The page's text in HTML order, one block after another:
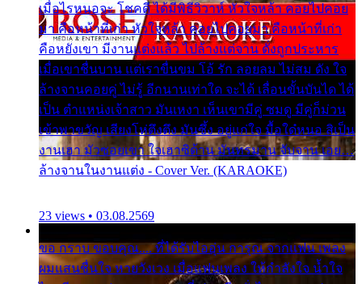
เมื่อไรหนอจะ โชคดี ได้มีพิธีวิวาห์ หัวใจหล้า คอยไปคอย
มา คือหน้าที่เก่า หัวใจหล้า คอยไปคอยมา คือหน้าที่เก่า
คือหยังเขา มีงานแต่งแล้ว ไปล้างแต่จาน ดั่งถูกประหาร
เมื่อเขาชื่นบาน แต่เราขื่นขม โอ้ รัก ลอยลม ไม่สม ดัง ใจ
ล้างจานคอยคู่ ไม่รู้ อีกนานเท่าใด จะได้ เลื่อนขั้นบันได ได้
เป็น ตำแหน่งเจ้าสาว มันเหงา เห็นเขามีคู่ ซมดู มีคู่ก็ม่วน
เข้าพาขวัญ เสียงโห่ตึงตึง มันซึ้ง อยู่แก่ใจ มื้อใด๋หนอ สิเป็น
งานเฮา มัวซอยเขา ใจเฮาซิด้าน มันทรมาน จับจาน เอย…
ล้างจานในงานแต่ง - Cover Ver. (KARAOKE)
23 views • 03.08.2569
ขอ กราบ ขอบคุณ.... ที่ได้รับไออุ่น การุณ จากแฟน เพลง
ผมแสนชื่นใจ หายวังเวง เมื่อแฟนเพลง ให้กำลังใจ น้ำใจ